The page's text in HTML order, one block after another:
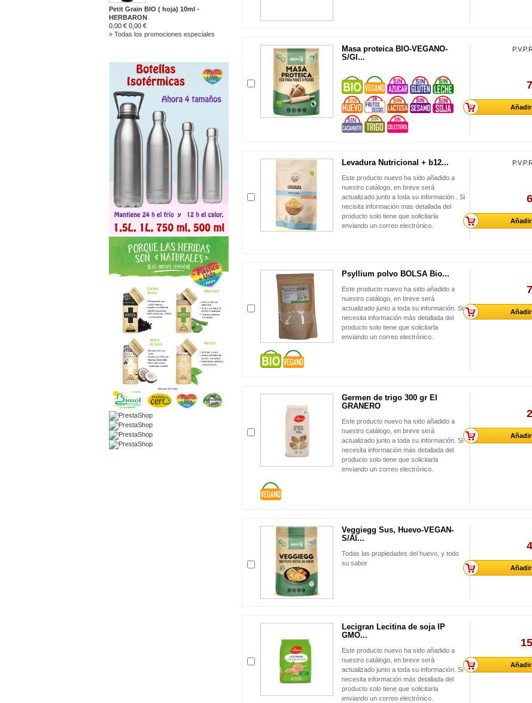
Petit Grain BIO ( hoja) 10ml -
HERBARON
0,00 € 0,00 €
» Todas los promociones especiales
Masa proteica BIO-VEGANO-
S/Gl...
Levadura Nutricional + b12...
Este producto nuevo ha sido añadido a
nuestro catálogo, en breve será
actualizado junto a toda su información . Si
necisita información mas detallada del
producto solo tiene que solicitarla
enviando un correo electrónico.
Psyllium polvo BOLSA Bio...
Este producto nuevo ha sido añadido a
nuestro catálogo, en breve será
actualizado junto a toda su información. Si
necesita información más detallada del
producto solo tiene que solicitarla
enviando un correo electrónico.
Germen de trigo 300 gr El
GRANERO
Este producto nuevo ha sido añadido a
nuestro catálogo, en breve será
actualizado junto a toda su información. Si
necesita información más detallada del
producto solo tiene que solicitarla
enviando un correo electrónico.
Veggiegg Sus, Huevo-VEGAN-
S/Al...
Todas las propiedades del huevo, y todo
su sabor
Lecigran Lecitina de soja IP
GMO...
Este producto nuevo ha sido añadido a
nuestro catálogo, en breve será
actualizado junto a toda su información. Si
necesita información más detallada del
producto solo tiene que solicitarla
enviando un correo electrónico.